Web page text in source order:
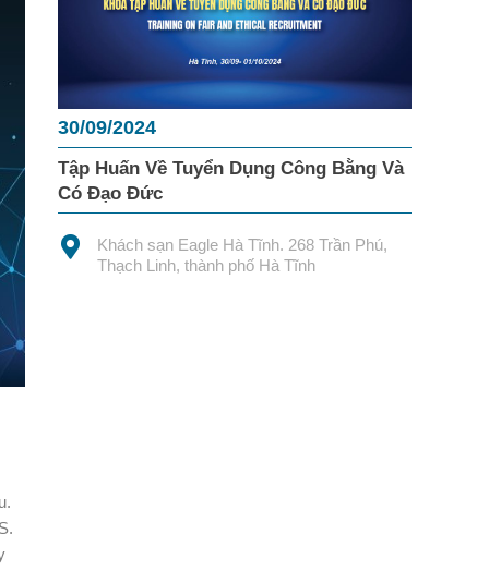
30/09/2024
Tập Huấn Về Tuyển Dụng Công Bằng Và
Có Đạo Đức
Khách sạn Eagle Hà Tĩnh. 268 Trần Phú,
Thạch Linh, thành phố Hà Tĩnh